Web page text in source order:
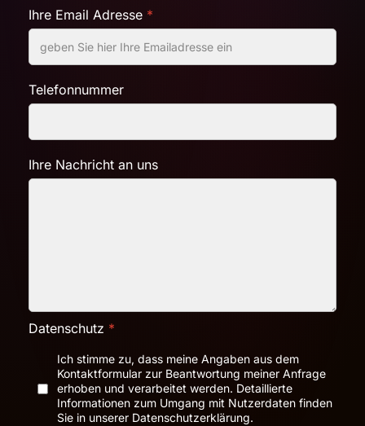
Ihre Email Adresse *
Telefonnummer
Ihre Nachricht an uns
Datenschutz *
Ich stimme zu, dass meine Angaben aus dem
Kontaktformular zur Beantwortung meiner Anfrage
erhoben und verarbeitet werden. Detaillierte
Informationen zum Umgang mit Nutzerdaten finden
Sie in unserer Datenschutzerklärung.